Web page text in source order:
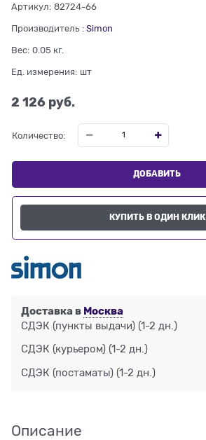
Артикул: 82724-66
Производитель : Simon
Вес: 0.05 кг.
Ед. измерения: шт
2 126 руб.
Количество:
ДОБАВИТЬ
КУПИТЬ В ОДИН КЛИК
Доставка в Москва
СДЭК (пункты выдачи) (1-2 дн.)
СДЭК (курьером) (1-2 дн.)
СДЭК (постаматы) (1-2 дн.)
Описание